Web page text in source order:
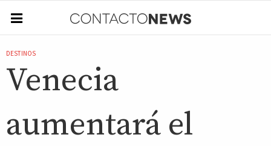
DESTINOS
Venecia
aumentará el